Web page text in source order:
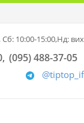
Сб: 10:00-15:00,Нд:
(095) 488-37-05
@tiptop_if